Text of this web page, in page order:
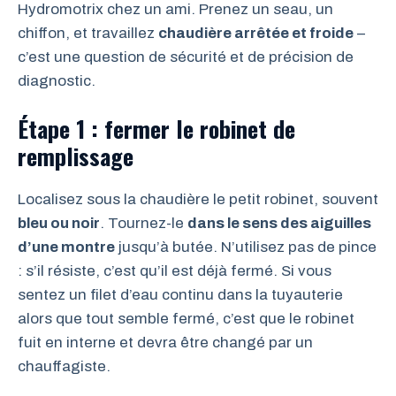
Hydromotrix chez un ami. Prenez un seau, un
chiffon, et travaillez chaudière arrêtée et froide –
c’est une question de sécurité et de précision de
diagnostic.
Étape 1 : fermer le robinet de
remplissage
Localisez sous la chaudière le petit robinet, souvent
bleu ou noir. Tournez-le dans le sens des aiguilles
d’une montre jusqu’à butée. N’utilisez pas de pince
: s’il résiste, c’est qu’il est déjà fermé. Si vous
sentez un filet d’eau continu dans la tuyauterie
alors que tout semble fermé, c’est que le robinet
fuit en interne et devra être changé par un
chauffagiste.